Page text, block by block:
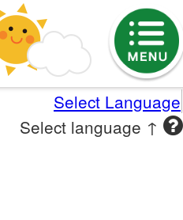
Select Language
Select language ↑